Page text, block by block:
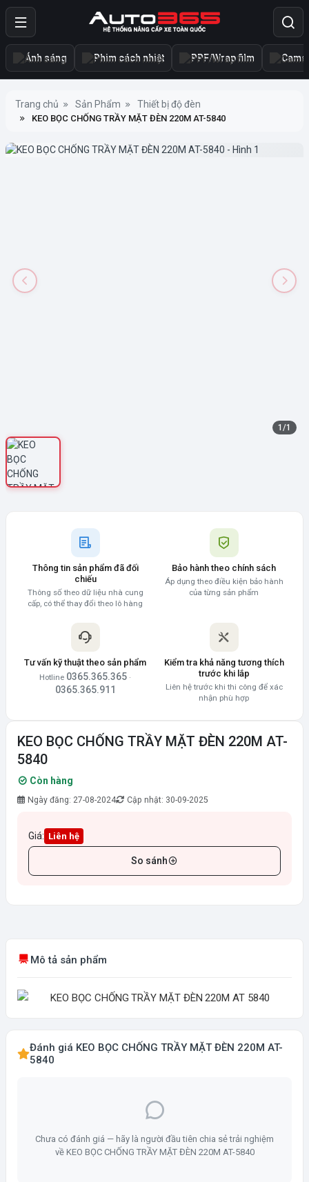
Ánh sáng Phim cách nhiệt PPF/Wrap film
Trang chủ Sản Phẩm Thiết bị độ đèn
KEO BỌC CHỐNG TRẦY MẶT ĐÈN 220M AT-5840
1 /1
Thông tin sản phẩm đã đối
chiếu
Thông số theo dữ liệu nhà cung
cấp, có thể thay đổi theo lô hàng
Bảo hành theo chính sách
Áp dụng theo điều kiện bảo hành
của từng sản phẩm
Tư vấn kỹ thuật theo sản phẩm
Hotline 0365.365.365 ·
0365.365.911
Kiểm tra khả năng tương thích
trước khi lắp
Liên hệ trước khi thi công để xác
nhận phù hợp
KEO BỌC CHỐNG TRẦY MẶT ĐÈN 220M AT-
5840
Còn hàng
Ngày đăng: 27-08-2024 Cập nhật: 30-09-2025
Giá: Liên hệ
So sánh
Mô tả sản phẩm
Đánh giá KEO BỌC CHỐNG TRẦY MẶT ĐÈN 220M AT-
5840
Chưa có đánh giá — hãy là người đầu tiên chia sẻ trải nghiệm
về KEO BỌC CHỐNG TRẦY MẶT ĐÈN 220M AT-5840